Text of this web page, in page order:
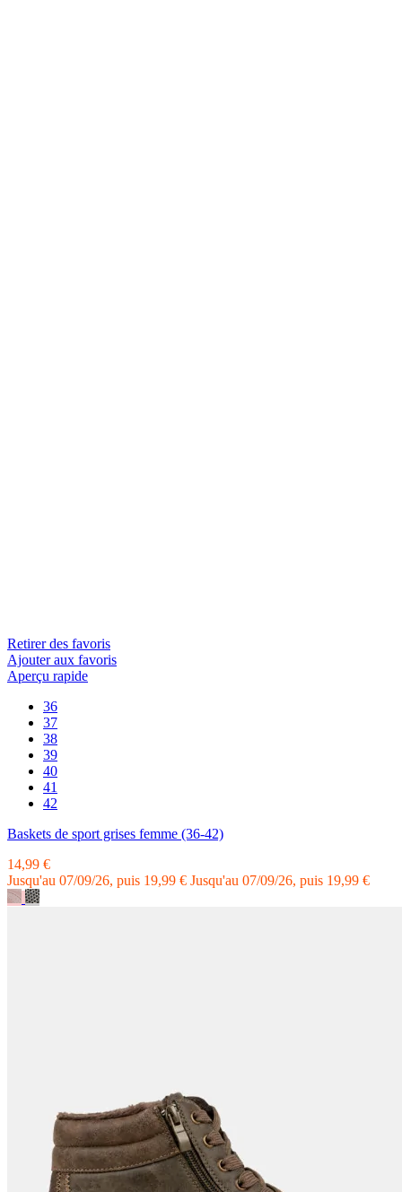
Retirer des favoris
Ajouter aux favoris
Aperçu rapide
36
37
38
39
40
41
42
Baskets de sport grises femme (36-42)
14,99 €
Jusqu'au 07/09/26, puis 19,99 € Jusqu'au 07/09/26, puis 19,99 €